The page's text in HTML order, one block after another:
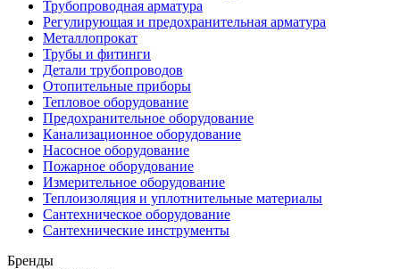
Трубопроводная арматура
Регулирующая и предохранительная арматура
Металлопрокат
Трубы и фитинги
Детали трубопроводов
Отопительные приборы
Тепловое оборудование
Предохранительное оборудование
Канализационное оборудование
Насосное оборудование
Пожарное оборудование
Измерительное оборудование
Теплоизоляция и уплотнительные материалы
Сантехническое оборудование
Сантехнические инструменты
Бренды